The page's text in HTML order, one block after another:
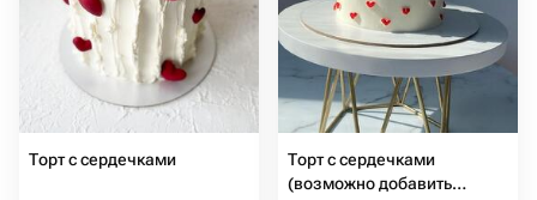
Торт с сердечками
Торт с сердечками
(возможно добавить